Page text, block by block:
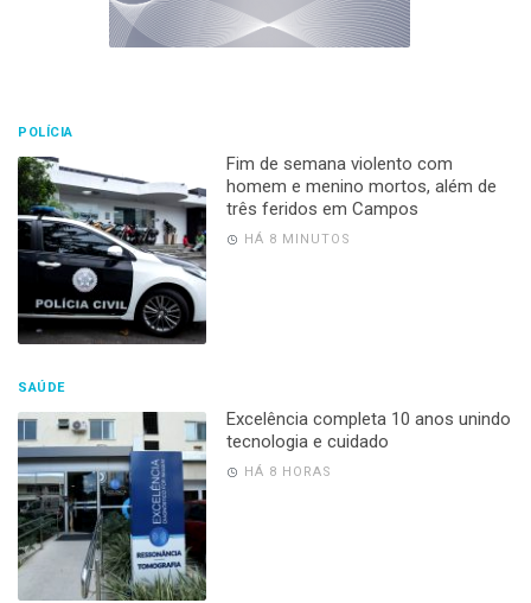
POLÍCIA
Fim de semana violento com
homem e menino mortos, além de
três feridos em Campos
HÁ 8 MINUTOS
SAÚDE
Excelência completa 10 anos unindo
tecnologia e cuidado
HÁ 8 HORAS